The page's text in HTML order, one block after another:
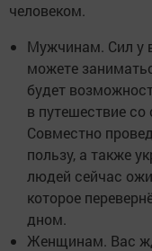
человеком.
Мужчинам. Сил у
можете
будет
в путешествие со
Совместно
пользу, а также
людей сейчас
которое
дном.
Женщинам. Вас